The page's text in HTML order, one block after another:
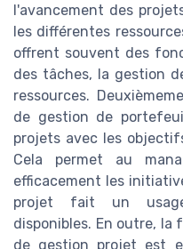
l'avancement des
les différentes
offrent souvent des
des tâches, la gestion
ressources.
de gestion de
projets avec les
Cela permet au
efficacement les
projet fait un
disponibles. En outre,
de gestion projet est